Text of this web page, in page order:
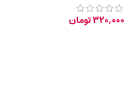
320,000تومان